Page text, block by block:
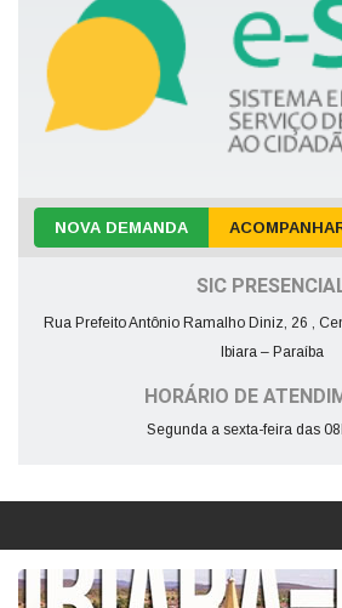
NOVA DEMANDA
SIC
Rua Prefeito Antônio Ramalho Diniz, 26 ,
Ibiara – Paraíba
HORÁRIO DE
Segunda a sexta-feira das